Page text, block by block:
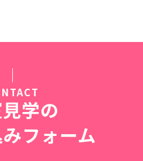
学の
フォーム